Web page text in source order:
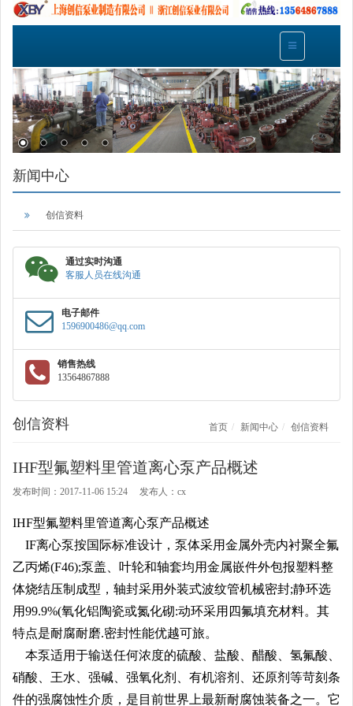
新闻中心
创信资料
通过实时沟通
客服人员在线沟通
电子邮件
1596900486@qq.com
销售热线
13564867888
创信资料 首页 新闻中心 创信资料
IHF型氟塑料里管道离心泵产品概述
发布时间：2017-11-06 15:24 发布人：cx
IHF型氟塑料里管道离心泵产品概述
IF离心泵按国际标准设计，泵体采用金属外壳内衬聚全氟
乙丙烯(F46);泵盖、叶轮和轴套均用金属嵌件外包报塑料整
体烧结压制成型，轴封采用外装式波纹管机械密封;静环选
用99.9%(氧化铝陶瓷或氮化砌:动环采用四氟填充材料。其
特点是耐腐耐磨.密封性能优越可旅。
本泵适用于输送任何浓度的硫酸、盐酸、醋酸、氢氟酸、
硝酸、王水、强碱、强氧化剂、有机溶剂、还原剂等苛刻条
件的强腐蚀性介质，是目前世界上最新耐腐蚀装备之一。它